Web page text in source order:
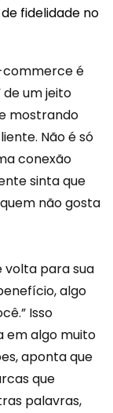
fidelidade no
commerce é
um jeito
mostrando
Não é só
conexão
sinta que
não gosta
volta para sua
algo
Isso
em algo muito
aponta que
que
palavras,